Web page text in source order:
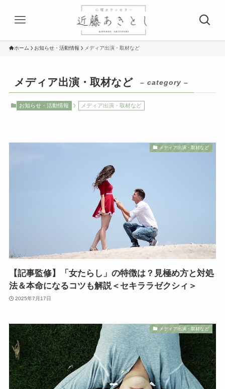
ホーム お知らせ・活動情報 メディア出演・取材など
メディア出演・取材など – category –
お知らせ・活動情報 メディア出演・取材など
メディア出演・取材など
【記事監修】「女たらし」の特徴は？見極め方と対処
法＆本命になるコツも解説＜セキララゼクシィ＞
2025年7月17日
メディア出演・取材など